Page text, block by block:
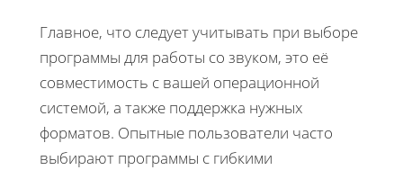
Главное, что следует учитывать при выборе
программы для работы со звуком, это её
совместимость с вашей операционной
системой, а также поддержка нужных
форматов. Опытные пользователи часто
выбирают программы с гибкими